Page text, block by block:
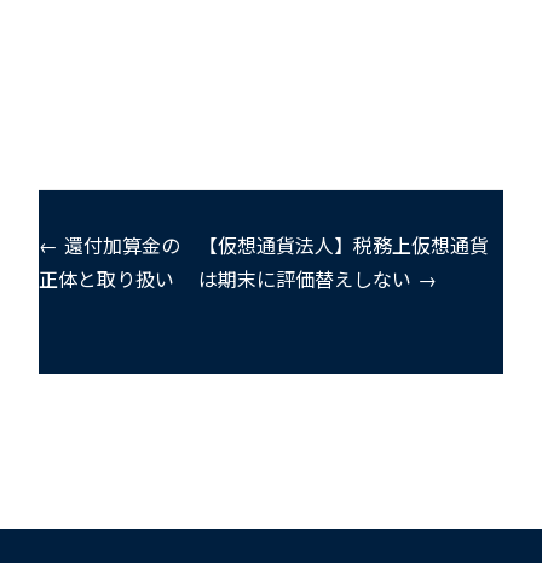
← 還付加算金の
正体と取り扱い
【仮想通貨法人】税務上仮想通貨
は期末に評価替えしない →